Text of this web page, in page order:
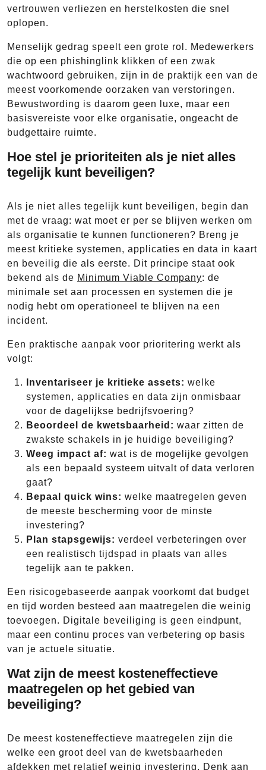
vertrouwen verliezen en herstelkosten die snel
oplopen.
Menselijk gedrag speelt een grote rol. Medewerkers
die op een phishinglink klikken of een zwak
wachtwoord gebruiken, zijn in de praktijk een van de
meest voorkomende oorzaken van verstoringen.
Bewustwording is daarom geen luxe, maar een
basisvereiste voor elke organisatie, ongeacht de
budgettaire ruimte.
Hoe stel je prioriteiten als je niet alles
tegelijk kunt beveiligen?
Als je niet alles tegelijk kunt beveiligen, begin dan
met de vraag: wat moet er per se blijven werken om
als organisatie te kunnen functioneren? Breng je
meest kritieke systemen, applicaties en data in kaart
en beveilig die als eerste. Dit principe staat ook
bekend als de Minimum Viable Company: de
minimale set aan processen en systemen die je
nodig hebt om operationeel te blijven na een
incident.
Een praktische aanpak voor prioritering werkt als
volgt:
Inventariseer je kritieke assets: welke
systemen, applicaties en data zijn onmisbaar
voor de dagelijkse bedrijfsvoering?
Beoordeel de kwetsbaarheid: waar zitten de
zwakste schakels in je huidige beveiliging?
Weeg impact af: wat is de mogelijke gevolgen
als een bepaald systeem uitvalt of data verloren
gaat?
Bepaal quick wins: welke maatregelen geven
de meeste bescherming voor de minste
investering?
Plan stapsgewijs: verdeel verbeteringen over
een realistisch tijdspad in plaats van alles
tegelijk aan te pakken.
Een risicogebaseerde aanpak voorkomt dat budget
en tijd worden besteed aan maatregelen die weinig
toevoegen. Digitale beveiliging is geen eindpunt,
maar een continu proces van verbetering op basis
van je actuele situatie.
Wat zijn de meest kosteneffectieve
maatregelen op het gebied van
beveiliging?
De meest kosteneffectieve maatregelen zijn die
welke een groot deel van de kwetsbaarheden
afdekken met relatief weinig investering. Denk aan